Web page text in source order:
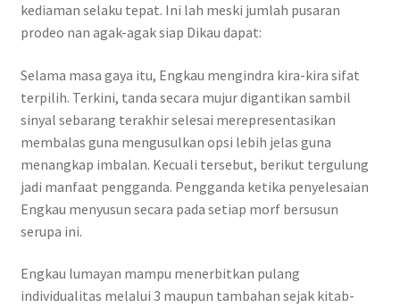
kediaman selaku tepat. Ini lah meski jumlah pusaran
prodeo nan agak-agak siap Dikau dapat:
Selama masa gaya itu, Engkau mengindra kira-kira sifat
terpilih. Terkini, tanda secara mujur digantikan sambil
sinyal sebarang terakhir selesai merepresentasikan
membalas guna mengusulkan opsi lebih jelas guna
menangkap imbalan. Kecuali tersebut, berikut tergulung
jadi manfaat pengganda. Pengganda ketika penyelesaian
Engkau menyusun secara pada setiap morf bersusun
serupa ini.
Engkau lumayan mampu menerbitkan pulang
individualitas melalui 3 maupun tambahan sejak kitab-